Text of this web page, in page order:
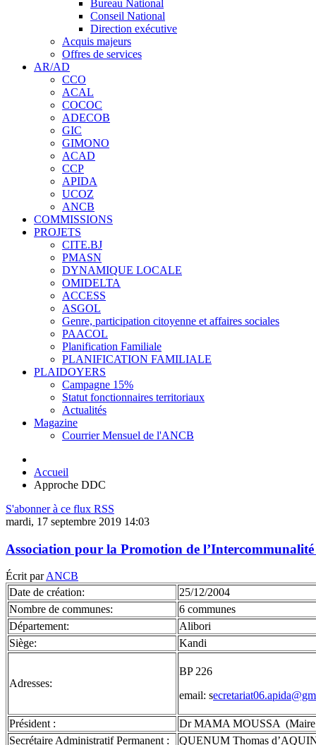
Bureau National
Conseil National
Direction exécutive
Acquis majeurs
Offres de services
AR/AD
CCO
ACAL
COCOC
ADECOB
GIC
GIMONO
ACAD
CCP
APIDA
UCOZ
ANCB
COMMISSIONS
PROJETS
CITE.BJ
PMASN
DYNAMIQUE LOCALE
OMIDELTA
ACCESS
ASGOL
Genre, participation citoyenne et affaires sociales
PAACOL
Planification Familiale
PLANIFICATION FAMILIALE
PLAIDOYERS
Campagne 15%
Statut fonctionnaires territoriaux
Actualités
Magazine
Courrier Mensuel de l'ANCB
Accueil
Approche DDC
S'abonner à ce flux RSS
mardi, 17 septembre 2019 14:03
Association pour la Promotion de
Écrit parANCB
Date de création:
25/12/2004
Nombre de communes:
6 communes
Département:
Alibori
Siège:
Kandi
Adresses:
BP 226
email: s
Président :
Dr MAMA MOUSSA (Maire
Secrétaire Administratif Permanent :
QUENUM Thomas